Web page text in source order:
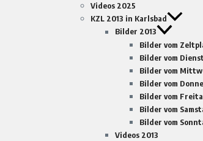
Videos 2025
KZL 2013 in Karlsbad
Bilder 2013
Bilder vom
Bilder vom
Bilder vom
Bilder vom
Bilder vom
Bilder vom
Bilder vom
Videos 2013